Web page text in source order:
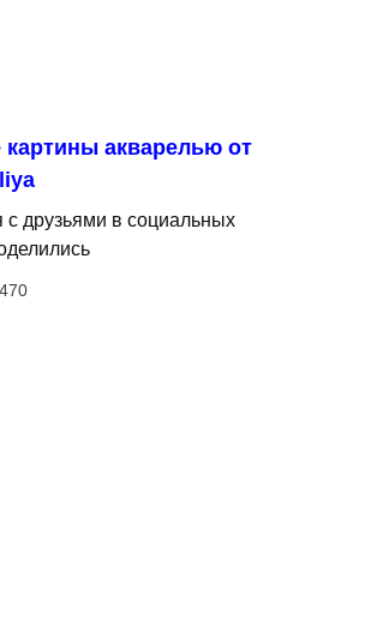
акварелью от
с друзьями в социальных
470